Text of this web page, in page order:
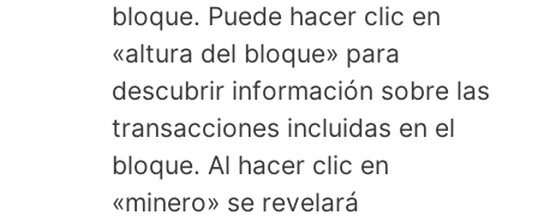
bloque. Puede hacer clic en
«altura del bloque» para
descubrir información sobre las
transacciones incluidas en el
bloque. Al hacer clic en
«minero» se revelará